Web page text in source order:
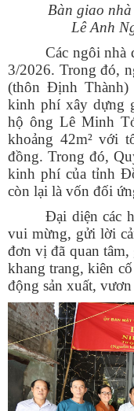
Bàn giao
Lê Anh
Các ngôi nhà
3/2026. Trong đó,
(thôn Định
kinh phí xây dựng
hộ ông Lê Minh
khoảng 42m² với
đồng. Trong đó,
kinh phí của tỉnh
còn lại là vốn đối
Đại diện các
vui mừng, gửi lời
đơn vị đã quan
khang trang, kiên
động sản xuất,